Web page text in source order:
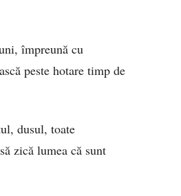
împreună cu
peste hotare timp de
dusul, toate
zică lumea că sunt